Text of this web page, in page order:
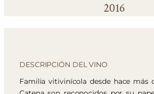
2016
DESCRIPCIÓN DEL VINO
Familia vitivinícola desde hace más